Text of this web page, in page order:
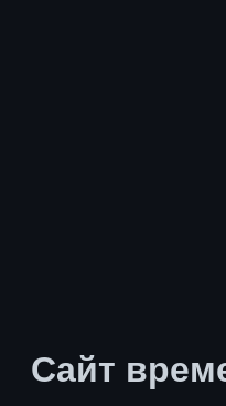
Сайт